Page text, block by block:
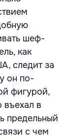
шеф-
как
следит за
он по-
фигурой,
въехал в
предельный
с чем